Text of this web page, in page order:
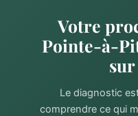
Votre
Pointe-à-
Le diagnostic
comprendre ce qui